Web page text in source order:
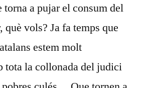
torna a pujar el consum del
què vols? Ja fa temps que
estem molt
tota la collonada del judici